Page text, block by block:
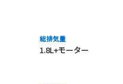
総排気量
1.8L+モーター